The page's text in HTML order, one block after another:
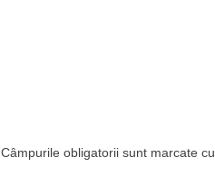
Câmpurile obligatorii sunt marcate cu